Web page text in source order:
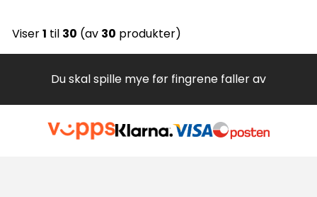
Viser1 til 30 (av 30 produkter)
Du skal spille mye før fingrene faller av